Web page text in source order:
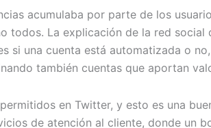
acumulaba por parte de los
todos. La explicación de la red
si una cuenta está automatizada o
también cuentas que aportan
en Twitter, y esto es una
de atención al cliente, donde un